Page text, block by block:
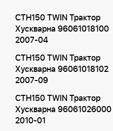
CTH150 TWIN Трактор
Хускварна 96061018100
2007-04
CTH150 TWIN Трактор
Хускварна 96061018102
2007-09
CTH150 TWIN Трактор
Хускварна 96061026000
2010-01